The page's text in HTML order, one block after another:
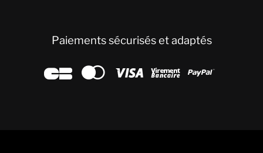
Paiements sécurisés et adaptés
    